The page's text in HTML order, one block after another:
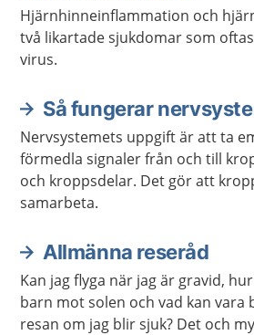
Hjärnhinneinflammation och
två likartade sjukdomar som
virus.
Så fungerar
Nervsystemets uppgift är att ta
förmedla signaler från och till
och kroppsdelar. Det gör att
samarbeta.
Allmänna reseråd
Kan jag flyga när jag är gravid,
barn mot solen och vad kan vara
resan om jag blir sjuk? Det och